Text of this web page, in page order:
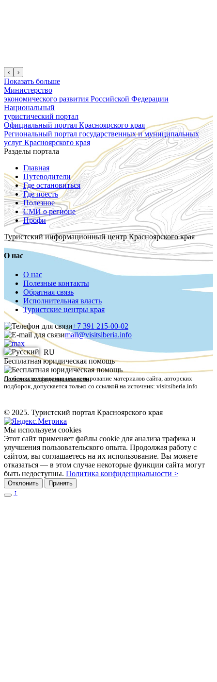
‹ ›
Показать больше
Министерство
экономического развития Российской Федерации
Национальный
туристический портал
Официальный портал Красноярского края
Региональный портал государственных и муниципальных
услуг Красноярского края
Разделы портала
Главная
Путеводители
Где остановиться
Где поесть
Полезное
СМИ о регионе
Профи
Туристский информационный центр Красноярского края
О нас
О нас
Полезные контакты
Обратная связь
Исполнительная власть
Туристские центры края
+7 391 215-00-02
mail@visitsiberia.info
RU
Бесплатная юридическая помощь
Политика конфиденциальности
Любое использование или копирование материалов сайта, авторских
подборок, допускается только со ссылкой на источник: visitsiberia.info
© 2025. Туристский портал Красноярского края
Мы используем cookies
Этот сайт применяет файлы cookie для анализа трафика и
улучшения пользовательского опыта. Продолжая работу с
сайтом, вы соглашаетесь на их использование. Вы можете
отказаться — в этом случае некоторые функции сайта могут
быть недоступны. Политика конфиденциальности >
Отклонить Принять
↑